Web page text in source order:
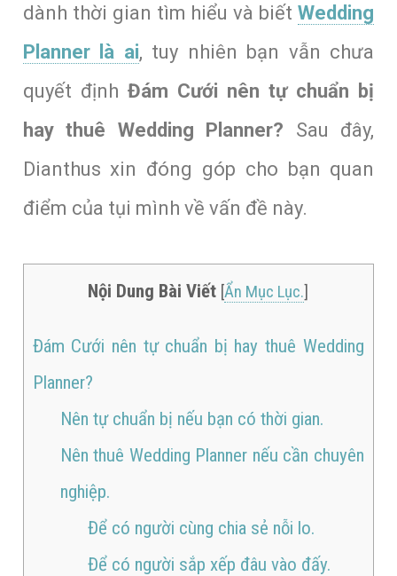
dành thời gian tìm hiểu và biếtWedding
Planner là ai, tuy nhiên bạn vẫn chưa
quyết định Đám Cưới nên tự chuẩn bị
hay thuê Wedding Planner? Sau đây,
Dianthus xin đóng góp cho bạn quan
điểm của tụi mình về vấn đề này.
Nội Dung Bài Viết [Ẩn Mục Lục.]
Đám Cưới nên tự chuẩn bị hay thuê Wedding
Planner?
Nên tự chuẩn bị nếu bạn có thời gian.
Nên thuê Wedding Planner nếu cần chuyên
nghiệp.
Để có người cùng chia sẻ nỗi lo.
Để có người sắp xếp đâu vào đấy.